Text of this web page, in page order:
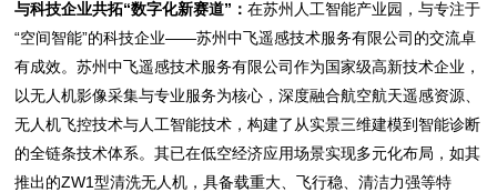
与科技企业共拓“数字化新赛道”：在苏州 人工智能产业园 ，与专注于
“空间智能”的科技企业——苏州中飞遥感技术服务有限公司的交流卓
有成效。苏州中飞遥感技术服务有限公司作为国家级高新技术企业，
以无人机影像采集与专业服务为核心，深度融合航空航天遥感资源、
无人机飞控技术与人工智能技术，构建了从实景三维建模到智能诊断
的全链条技术体系。其已在低空经济应用场景实现多元化布局，如其
推出的ZW1型清洗无人机，具备载重大、飞行稳、清洁力强等特